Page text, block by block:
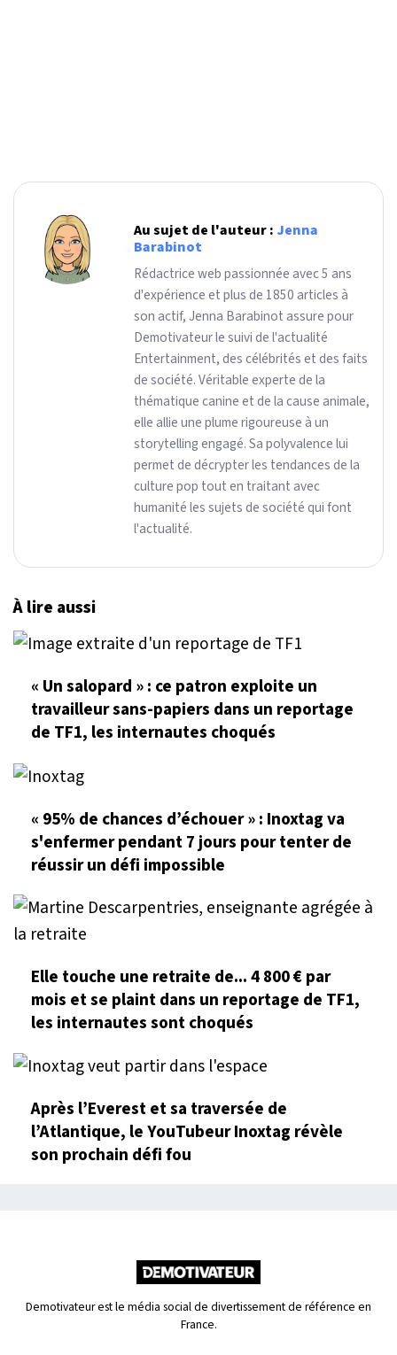
Au sujet de l'auteur : Jenna
Barabinot
Rédactrice web passionnée avec 5 ans
d'expérience et plus de 1850 articles à
son actif, Jenna Barabinot assure pour
Demotivateur le suivi de l'actualité
Entertainment, des célébrités et des faits
de société. Véritable experte de la
thématique canine et de la cause animale,
elle allie une plume rigoureuse à un
storytelling engagé. Sa polyvalence lui
permet de décrypter les tendances de la
culture pop tout en traitant avec
humanité les sujets de société qui font
l'actualité.
À lire aussi
« Un salopard » : ce patron exploite un
travailleur sans-papiers dans un reportage
de TF1, les internautes choqués
« 95% de chances d’échouer » : Inoxtag va
s'enfermer pendant 7 jours pour tenter de
réussir un défi impossible
Elle touche une retraite de... 4 800 € par
mois et se plaint dans un reportage de TF1,
les internautes sont choqués
Après l’Everest et sa traversée de
l’Atlantique, le YouTubeur Inoxtag révèle
son prochain défi fou
Demotivateur est le média social de divertissement de référence en
France.